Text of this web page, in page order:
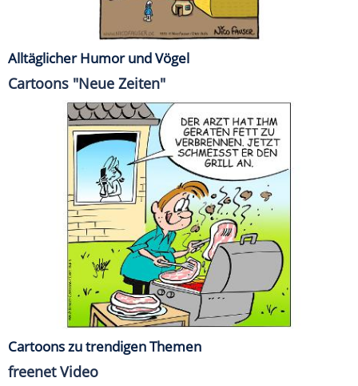
Alltäglicher Humor und Vögel
Cartoons "Neue Zeiten"
Cartoons zu trendigen Themen
freenet Video